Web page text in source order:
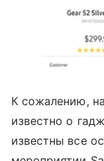
К сожалению,
известно о
известны все